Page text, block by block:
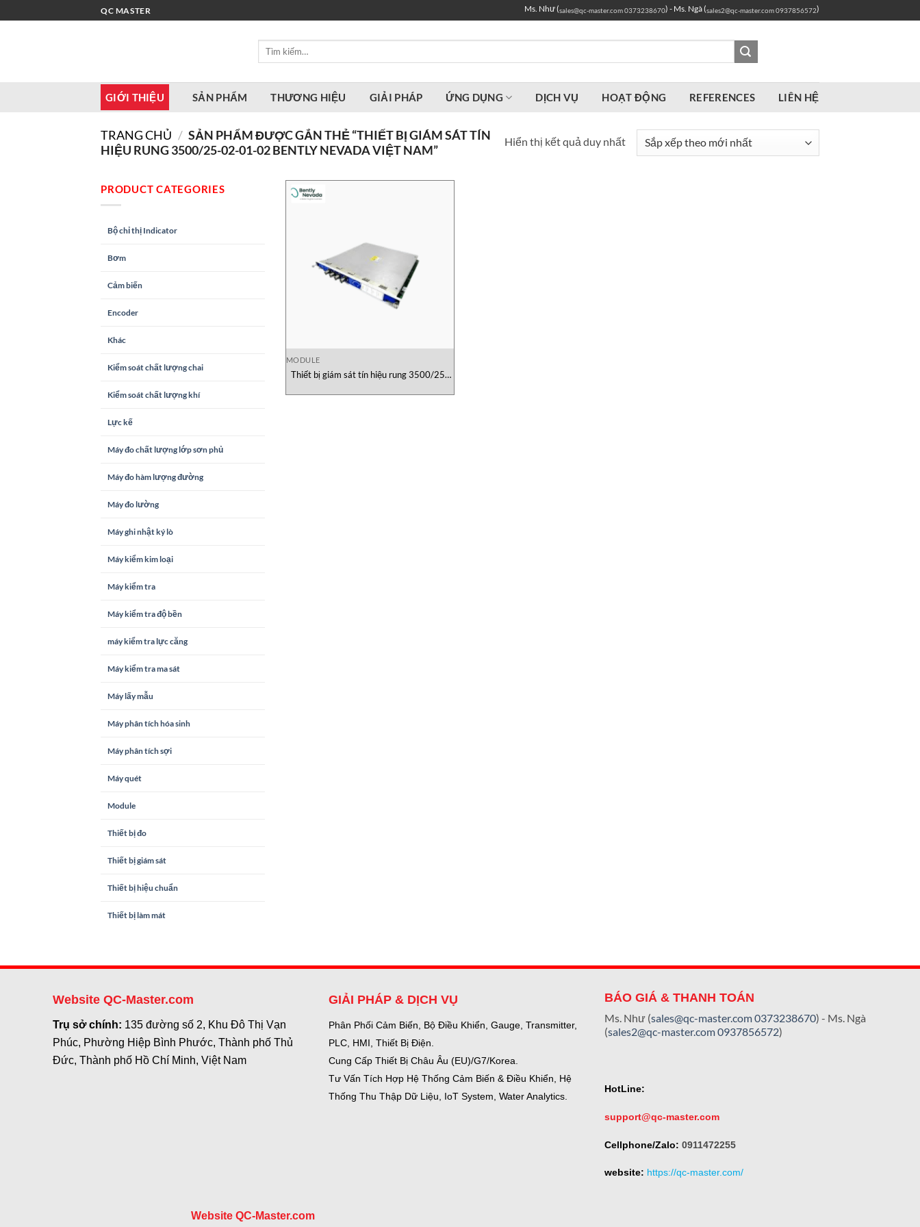
qua
QC MASTER Ms. Như (sales@qc-master.com0373238670) - Ms. Ngà (sales2@qc-master.com0937856572)
Tìm
GIỚI THIỆU SẢN PHẨM THƯƠNG HIỆU GIẢI PHÁP ỨNG DỤNG DỊCH VỤ HOẠT ĐỘNG REFERENCES LIÊN HỆ
TRANG CHỦ / SẢN PHẨM ĐƯỢC GẮN THẺ “THIẾT BỊ GIÁM SÁT TÍN
HIỆU RUNG 3500/25-02-01-02 BENTLY NEVADA VIỆT NAM”
Hiển thị kết quả duy nhất
PRODUCT CATEGORIES
Bộ chỉ thị Indicator
Bơm
Cảm biến
Encoder
Khác
Kiểm soát chất lượng chai
Kiểm soát chất lượng khí
Lực kế
Máy đo chất lượng lớp sơn phủ
Máy đo hàm lượng đường
Máy đo lường
Máy ghi nhật ký lò
Máy kiểm kim loại
Máy kiểm tra
Máy kiểm tra độ bền
máy kiểm tra lực căng
Máy kiểm tra ma sát
Máy lấy mẫu
Máy phân tích hóa sinh
Máy phân tích sợi
Máy quét
Module
Thiết bị đo
Thiết bị giám sát
Thiết bị hiệu chuẩn
Thiết bị làm mát
MODULE
Thiết bị giám sát tín hiệu rung 3500/25-
Website QC-Master.com
Trụ sở chính: 135 đường số 2, Khu Đô Thị Vạn
Phúc, Phường Hiệp Bình Phước, Thành phố Thủ
Đức, Thành phố Hồ Chí Minh, Việt Nam
GIẢI PHÁP & DỊCH VỤ
Phân Phối Cảm Biến, Bộ Điều Khiển, Gauge, Transmitter,
PLC, HMI, Thiết Bị Điện.
Cung Cấp Thiết Bị Châu Âu (EU)/G7/Korea.
Tư Vấn Tích Hợp Hệ Thống Cảm Biến & Điều Khiển, Hệ
Thống Thu Thập Dữ Liệu, IoT System, Water Analytics.
BÁO GIÁ & THANH TOÁN
Ms. Như (sales@qc-master.com0373238670) - Ms. Ngà
(sales2@qc-master.com0937856572)
HotLine:
support@qc-master.com
Cellphone/Zalo: 0911472255
website: https://qc-master.com/
Website QC-Master.com